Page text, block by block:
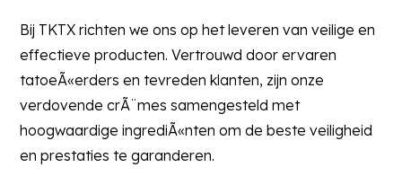
Bij TKTX richten we ons op het leveren van veilige en
effectieve producten. Vertrouwd door ervaren
tatoeÃ«erders en tevreden klanten, zijn onze
verdovende crÃ¨mes samengesteld met
hoogwaardige ingrediÃ«nten om de beste veiligheid
en prestaties te garanderen.